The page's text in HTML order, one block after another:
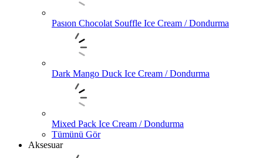
Pasıon Chocolat Souffle Ice Cream / Dondurma
Dark Mango Duck Ice Cream / Dondurma
Mixed Pack Ice Cream / Dondurma
Tümünü Gör
Aksesuar